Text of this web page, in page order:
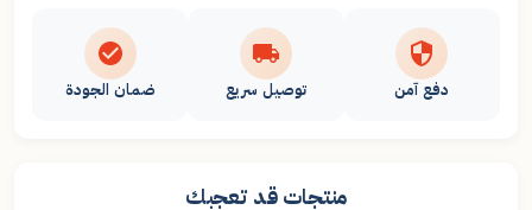
دفع آمن توصيل سريع ضمان الجودة
منتجات قد تعجبك